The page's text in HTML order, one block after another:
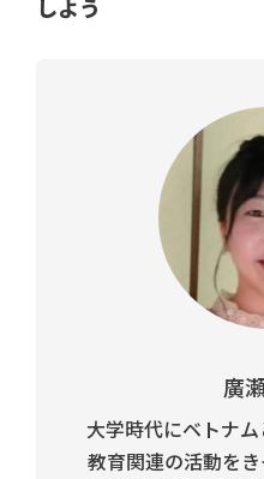
しよう
廣
大学時代にベトナ
教育関連の活動を